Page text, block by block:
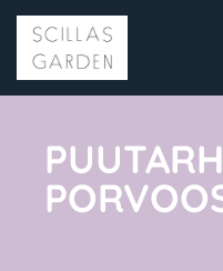
Siirry
suoraan